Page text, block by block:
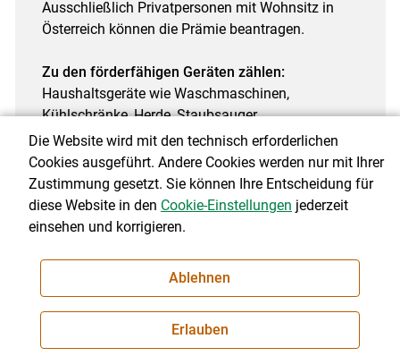
Ausschließlich Privatpersonen mit Wohnsitz in
Österreich können die Prämie beantragen.
Zu den förderfähigen Geräten zählen:
Haushaltsgeräte wie Waschmaschinen,
Kühlschränke, Herde, Staubsauger,
Kaffeemaschinen usw. Geräte für die
Krankenpflege wie Rollstühle, Pflegebetten,
Beatmungsgeräte, Hörgeräte und
Blutdruckmessgeräte. Werkezuge, wie
Akkuschrauber, Bohrmaschine, Mischmaschine
Nicht mehr förderfähig:
Handys, Fahrräder, E-Bikes sowie reine
Unterhaltungsgeräte und Luxus-Wellnessgeräte
sind nicht mehr förderfähig!
Die Website wird mit den technisch erforderlichen
Cookies ausgeführt. Andere Cookies werden nur mit Ihrer
Zustimmung gesetzt. Sie können Ihre Entscheidung für
diese Website in den Cookie-Einstellungen jederzeit
einsehen und korrigieren.
Ablehnen
Erlauben